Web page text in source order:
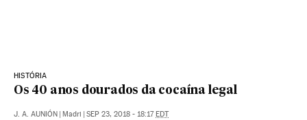
HISTÓRIA
Os 40 anos dourados da cocaína legal
J. A. AUNIÓN Madri SEP 23, 2018 - 18:17 EDT